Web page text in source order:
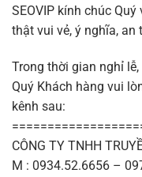
SEOVIP kính chúc
thật vui vẻ, ý nghĩa,
Trong thời gian nghỉ
Quý Khách hàng vui
kênh sau:
CÔNG TY TNHH
M : 0934.52.6656 –